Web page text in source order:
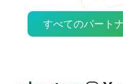
すべてのパート